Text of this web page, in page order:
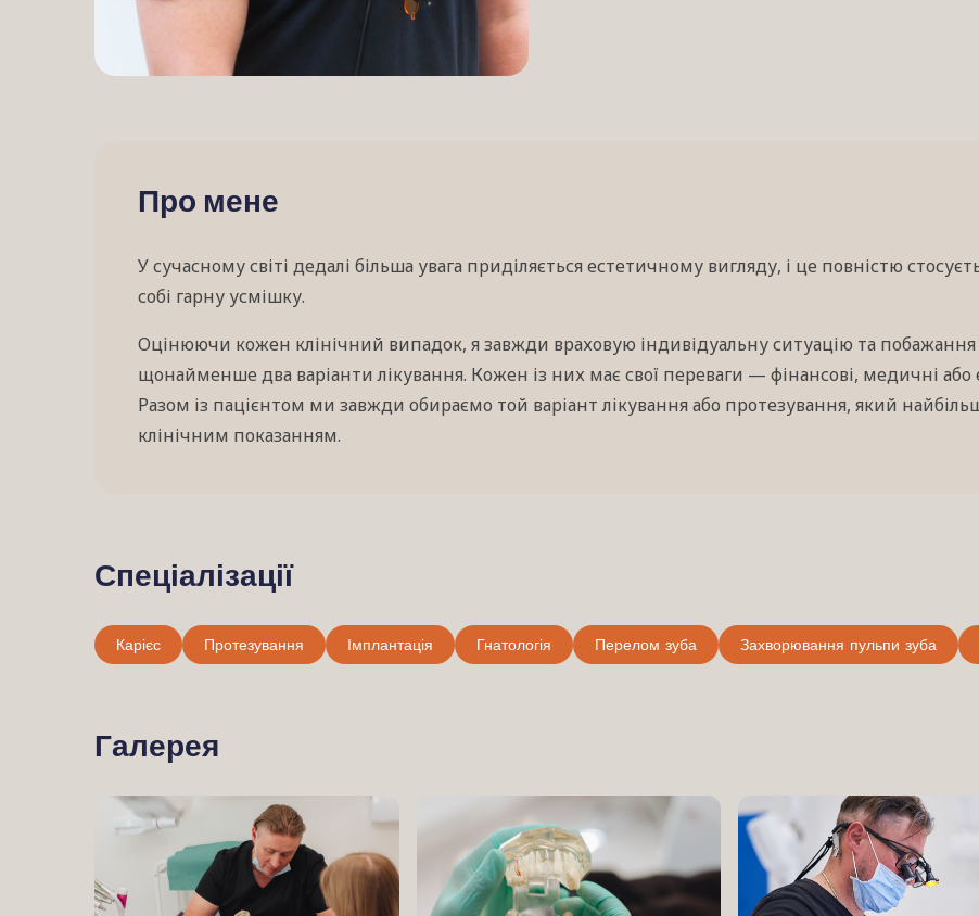
Про мене
У сучасному світі дедалі більша увага приділяється естетичному вигляду, і це повністю
собі гарну усмішку.
Оцінюючи кожен клінічний випадок, я завжди враховую індивідуальну ситуацію та
щонайменше два варіанти лікування. Кожен із них має свої переваги — фінансові, медичні або
Разом із пацієнтом ми завжди обираємо той варіант лікування або протезування, який
клінічним показанням.
Спеціалізації
Карієс Протезування Імплантація Гнатологія Перелом зуба Захворювання пульпи зуба
Галерея